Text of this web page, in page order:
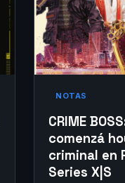
NOTAS
CRIME
comenzá
criminal en
Series X|S